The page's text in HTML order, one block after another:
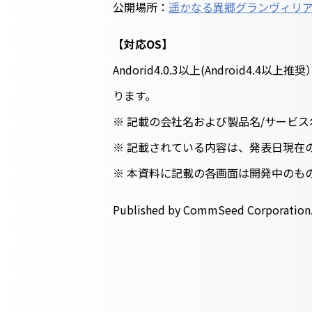
公開場所： 遥かなる異郷グランヴィリ
【対応OS】
Andorid4.0.3以上(Android4.4以上推奨
ります。
※ 記載の会社名および製品名/サービ
※ 記載されている内容は、発表日現在
※ 本資料に記載の各画面は開発中のも
Published by CommSeed